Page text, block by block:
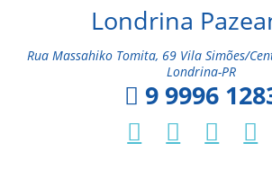
Londrina
Rua Massahiko Tomita, 69 Vila Simões/
Londrina-PR
9 9996